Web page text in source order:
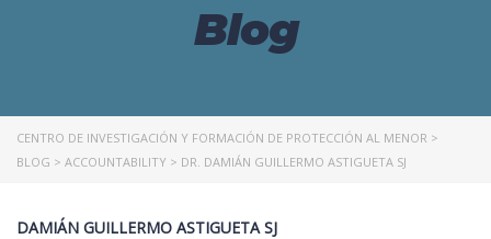
Blog
CENTRO DE INVESTIGACIÓN Y FORMACIÓN DE PROTECCIÓN AL MENOR >
BLOG > ACCOUNTABILITY > DR. DAMIÁN GUILLERMO ASTIGUETA SJ
DAMIÁN GUILLERMO ASTIGUETA SJ